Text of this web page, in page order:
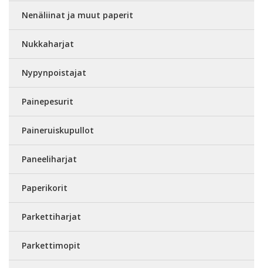
Nenäliinat ja muut paperit
Nukkaharjat
Nypynpoistajat
Painepesurit
Paineruiskupullot
Paneeliharjat
Paperikorit
Parkettiharjat
Parkettimopit